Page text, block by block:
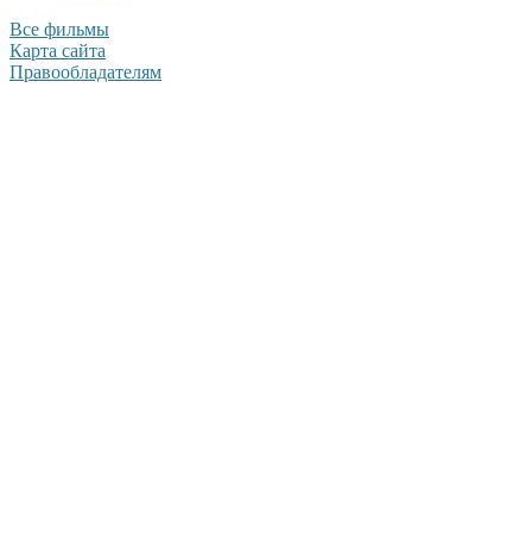
Все фильмы
Карта сайта
Правообладателям